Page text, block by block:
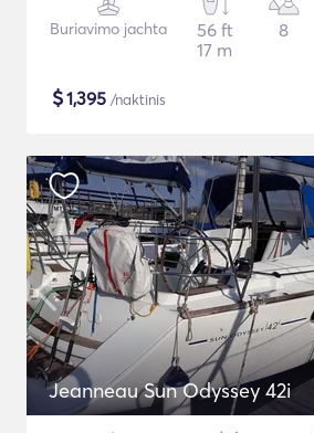
Buriavimo jachta
56 ft
17 m
8
$1,395 /naktinis
Jeanneau Sun Odyssey 42i